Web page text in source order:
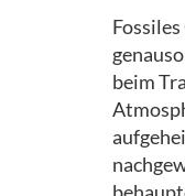
beim